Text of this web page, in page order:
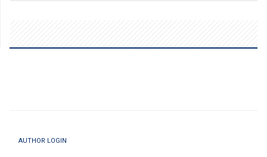
AUTHOR LOGIN